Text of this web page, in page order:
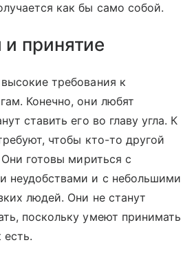
как бы само собой.
принятие
требования к
Конечно, они любят
ставить его во главу угла. К
чтобы кто-то другой
готовы мириться с
неудобствами и с небольшими
людей. Они не станут
поскольку умеют принимать